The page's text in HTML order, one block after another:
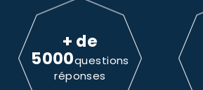
+ de
5000questions
réponses